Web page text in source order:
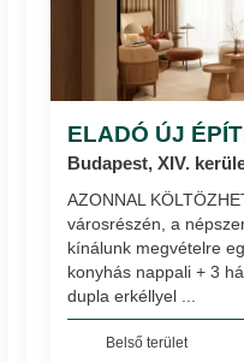
ELADÓ ÚJ
Budapest, XIV.
AZONNAL
városrészén, a
kínálunk megvételre
konyhás nappali + 3
dupla erkéllyel ...
Belső terület